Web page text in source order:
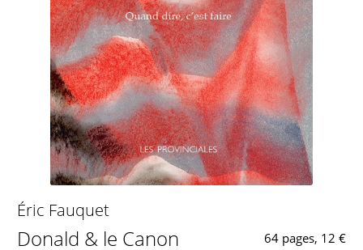
Éric Fauquet
Donald & le Canon 64 pages, 12 €